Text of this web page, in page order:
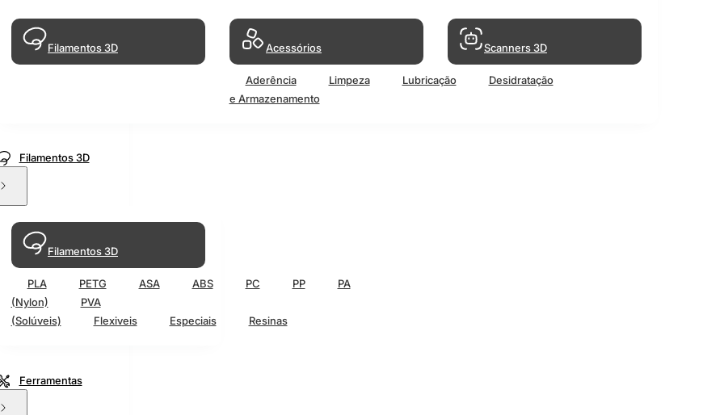
Filamentos 3D Acessórios
Aderência Limpeza Lubricação
Desidratação
e Armazenamento
Scanners 3D
Filamentos 3D
Filamentos 3D
PLA PETG ASA ABS PC PP
PA
(Nylon)
PVA
(Solúveis)
Flexiveis Especiais Resinas
Ferramentas